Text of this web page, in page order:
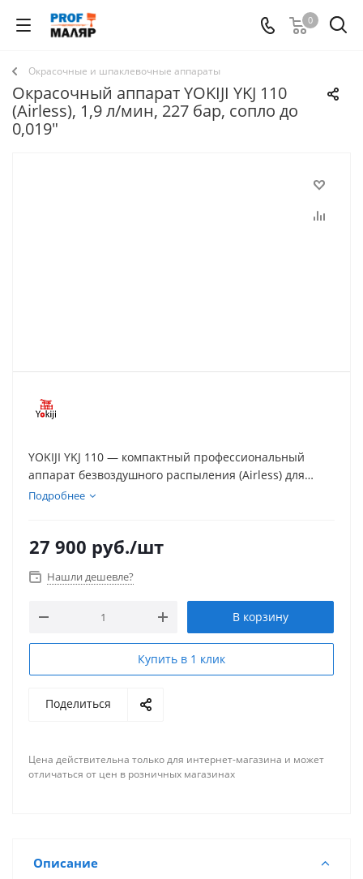
0
Окрасочные и шпаклевочные аппараты
Окрасочный аппарат YOKIJI YKJ 110
(Airless), 1,9 л/мин, 227 бар, сопло до
0,019″
YOKIJI YKJ 110 — компактный профессиональный
аппарат безвоздушного распыления (Airless) для
строительных и промышленных задач. Ускоряет
сопла.
Подробнее
27 900 руб./шт
Нашли дешевле?
В корзину
Купить в 1 клик
Поделиться
Цена действительна только для интернет-магазина и может
отличаться от цен в розничных магазинах
Описание